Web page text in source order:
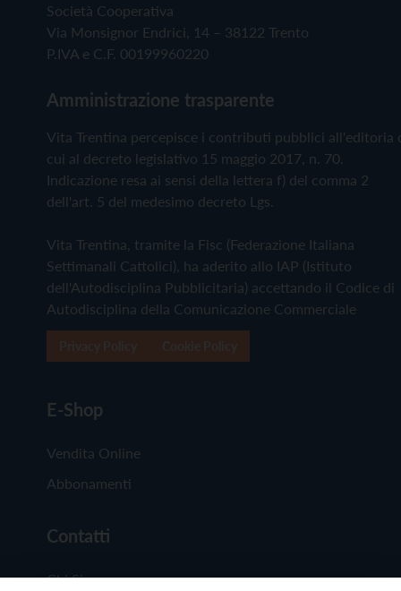
Società Cooperativa
Via Monsignor Endrici, 14 – 38122 Trento
P.IVA e C.F. 00199960220
Amministrazione trasparente
Vita Trentina percepisce i contributi pubblici all'editoria
cui al decreto legislativo 15 maggio 2017, n. 70.
Indicazione resa ai sensi della lettera f) del comma 2
dell'art. 5 del medesimo decreto Lgs.
Vita Trentina, tramite la Fisc (Federazione Italiana
Settimanali Cattolici), ha aderito allo IAP (Istituto
dell'Autodisciplina Pubblicitaria) accettando il Codice di
Autodisciplina della Comunicazione Commerciale
E-Shop
Vendita Online
Abbonamenti
Contatti
Chi Siamo